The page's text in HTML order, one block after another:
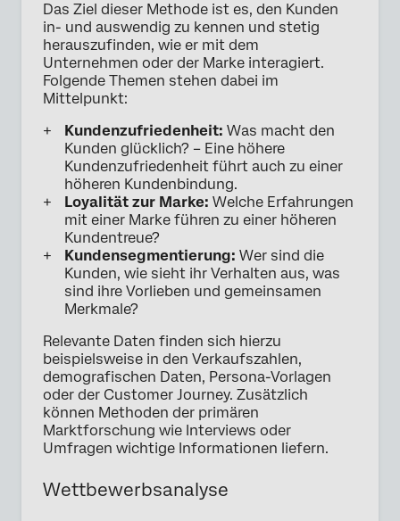
Das Ziel dieser Methode ist es, den Kunden
in- und auswendig zu kennen und stetig
herauszufinden, wie er mit dem
Unternehmen oder der Marke interagiert.
Folgende Themen stehen dabei im
Mittelpunkt:
Kundenzufriedenheit: Was macht den
Kunden glücklich? – Eine höhere
Kundenzufriedenheit führt auch zu einer
höheren Kundenbindung.
Loyalität zur Marke: Welche Erfahrungen
mit einer Marke führen zu einer höheren
Kundentreue?
Kundensegmentierung: Wer sind die
Kunden, wie sieht ihr Verhalten aus, was
sind ihre Vorlieben und gemeinsamen
Merkmale?
Relevante Daten finden sich hierzu
beispielsweise in den Verkaufszahlen,
demografischen Daten, Persona-Vorlagen
oder der Customer Journey. Zusätzlich
können Methoden der primären
Marktforschung wie Interviews oder
Umfragen wichtige Informationen liefern.
Wettbewerbsanalyse